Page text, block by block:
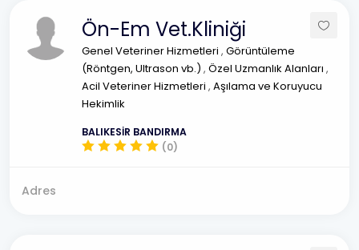
Ön-Em Vet.Kliniği
Genel Veteriner Hizmetleri , Görüntüleme
(Röntgen, Ultrason vb.) , Özel Uzmanlık Alanları ,
Acil Veteriner Hizmetleri , Aşılama ve Koruyucu
Hekimlik
BALIKESİR BANDIRMA
(0)
Adres